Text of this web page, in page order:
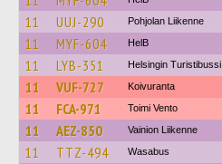
11 UUJ-290 Pohjolan Liikenne
11 MYF-604 HelB
11 LYB-351 Helsingin Turistibussi
11 VUF-727 Koivuranta
11 FCA-971 Toimi Vento
11 AEZ-850 Vainion Liikenne
11 TTZ-494 Wasabus